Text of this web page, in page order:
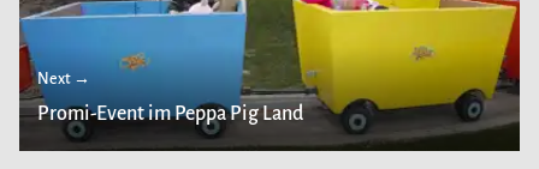
Next →
Promi-Event im Peppa Pig Land